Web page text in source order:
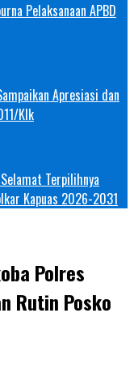
Pelaksanaan APBD
Apresiasi dan
Klk
Terpilihnya
Kapuas 2026-2031
Polres
Rutin Posko